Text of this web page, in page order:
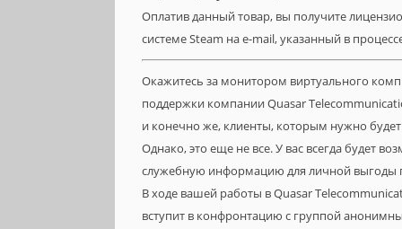
Оплатив данный товар, вы получите
системе Steam на e-mail, указанный в
Окажитесь за монитором виртуального
поддержки компании Quasar
и конечно же, клиенты, которым нужно
Однако, это еще не все. У вас всегда будет
служебную информацию для личной выгоды
В ходе вашей работы в Quasar
вступит в конфронтацию с группой